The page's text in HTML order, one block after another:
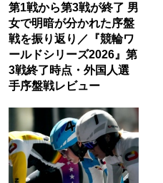
第1戦から第3戦が終了 男
女で明暗が分かれた序盤
戦を振り返り／『競輪ワ
ールドシリーズ2026』第
3戦終了時点・外国人選
手序盤戦レビュー